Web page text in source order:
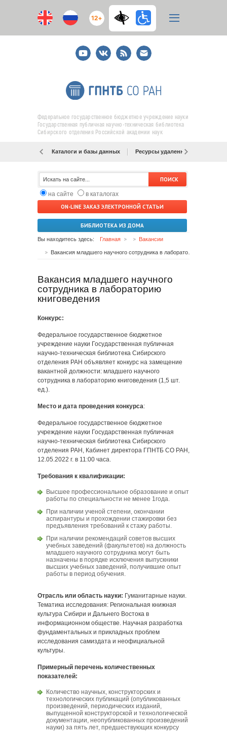
12+
YoutubeВКонтакте
RSS
E-
mail
подписка
Федеральное государственное бюджетное учреждение науки
Государственная публичная научно-техническая библиотека
Сибирского отделения Российской академии наук
Каталоги и базы данных Ресурсы удаленного доступа
на сайте
в каталогах
ON-LINE ЗАКАЗ ЭЛЕКТРОННОЙ СТАТЬИ
БИБЛИОТЕКА ИЗ ДОМА
Вы находитесь здесь: Главная Вакансии
Вакансия младшего научного
сотрудника в лабораторию
книговедения
Конкурс:
Федеральное государственное бюджетное
учреждение науки Государственная публичная
научно-техническая библиотека Сибирского
отделения РАН объявляет конкурс на замещение
вакантной должности: младшего научного
сотрудника в лабораторию книговедения (1,5 шт.
ед.).
Место и дата проведения конкурса:
Федеральное государственное бюджетное
учреждение науки Государственная публичная
научно-техническая библиотека Сибирского
отделения РАН, Кабинет директора ГПНТБ СО РАН,
12.05.2022 г. в 11:00 часа.
Требования к квалификации:
Высшее профессиональное образование и опыт
работы по специальности не менее 1года.
При наличии ученой степени, окончании
аспирантуры и прохождении стажировки без
предъявления требований к стажу работы.
При наличии рекомендаций советов высших
учебных заведений (факультетов) на должность
младшего научного сотрудника могут быть
назначены в порядке исключения выпускники
высших учебных заведений, получившие опыт
работы в период обучения.
Отрасль или область науки: Гуманитарные науки.
Тематика исследования: Региональная книжная
культура Сибири и Дальнего Востока в
информационном обществе. Научная разработка
фундаментальных и прикладных проблем
исследования самиздата и неофициальной
культуры.
Примерный перечень количественных
показателей:
Количество научных, конструкторских и
технологических публикаций (опубликованных
произведений, периодических изданий,
выпущенной конструкторской и технологической
документации, неопубликованных произведений
науки) за пять лет, предшествующих конкурсу